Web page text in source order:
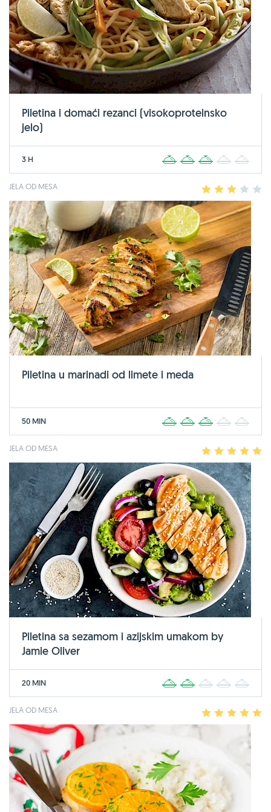
Piletina i domaći rezanci (visokoproteinsko
jelo)
3 H 2 3 4
JELA OD MESA 2 3 4
Piletina u marinadi od limete i meda
50 MIN 2 3 4
JELA OD MESA 2 3 4
Piletina sa sezamom i azijskim umakom by
Jamie Oliver
20 MIN 2 3 4
JELA OD MESA 2 3 4